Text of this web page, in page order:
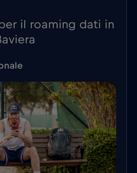
il roaming dati in